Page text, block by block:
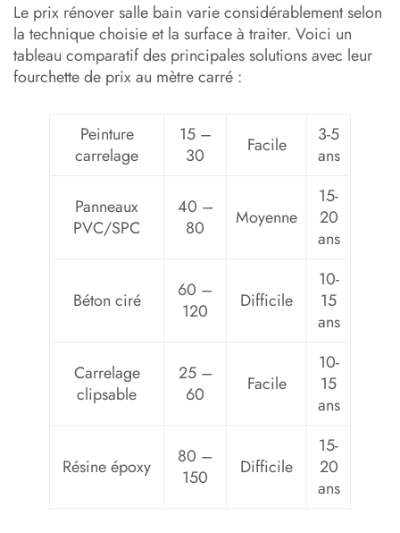
Le prix rénover salle bain varie considérablement selon
la technique choisie et la surface à traiter. Voici un
tableau comparatif des principales solutions avec leur
fourchette de prix au mètre carré :
Peinture
carrelage
15 –
30
Facile
3-5
ans
Panneaux
PVC/SPC
40 –
80
Moyenne
15-
20
ans
Béton ciré
60 –
120
Difficile
10-
15
ans
Carrelage
clipsable
25 –
60
Facile
10-
15
ans
Résine époxy
80 –
150
Difficile
15-
20
ans